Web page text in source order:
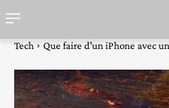
Tech Que faire d'un iPhone avec